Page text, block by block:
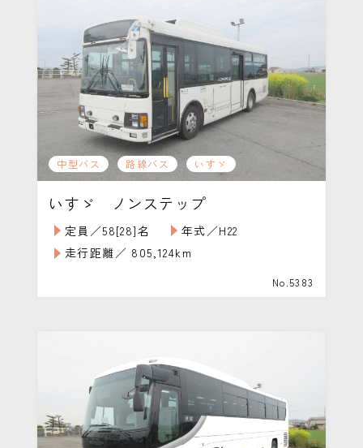
中型バス 路線バス いすゞ
いすゞ ノンステップ
定員／58[28]名
年式／H22
走行距離／ 805,124km
No.5383